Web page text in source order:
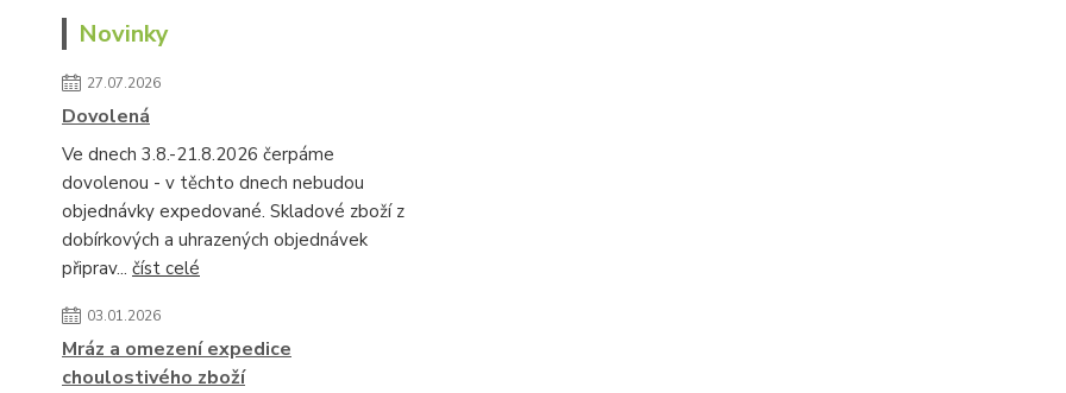
Novinky
27.07.2026
Dovolená
Ve dnech 3.8.-21.8.2026 čerpáme
dovolenou - v těchto dnech nebudou
objednávky expedované. Skladové zboží z
dobírkových a uhrazených objednávek
připrav... číst celé
03.01.2026
Mráz a omezení expedice
choulostivého zboží